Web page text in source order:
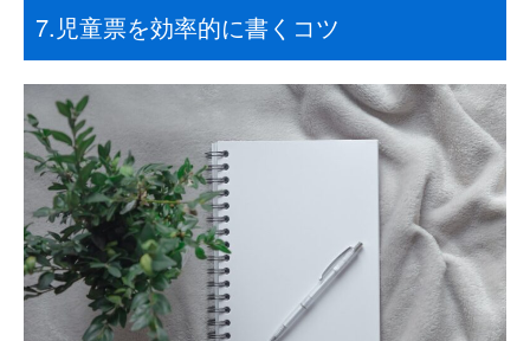
7.児童票を効率的に書くコツ